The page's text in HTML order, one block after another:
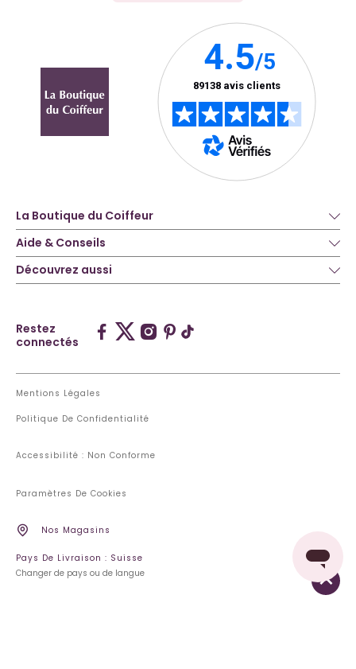
La Boutique du Coiffeur
Aide & Conseils
Découvrez aussi
Restez
connectés
Mentions Légales
Politique De Confidentialité
Accessibilité : Non Conforme
Paramètres De Cookies
Nos Magasins
Pays De Livraison : Suisse
Changer de pays ou de langue